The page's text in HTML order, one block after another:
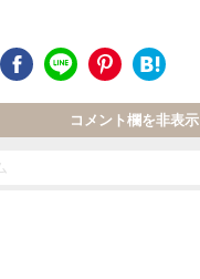
コメント欄を非表示